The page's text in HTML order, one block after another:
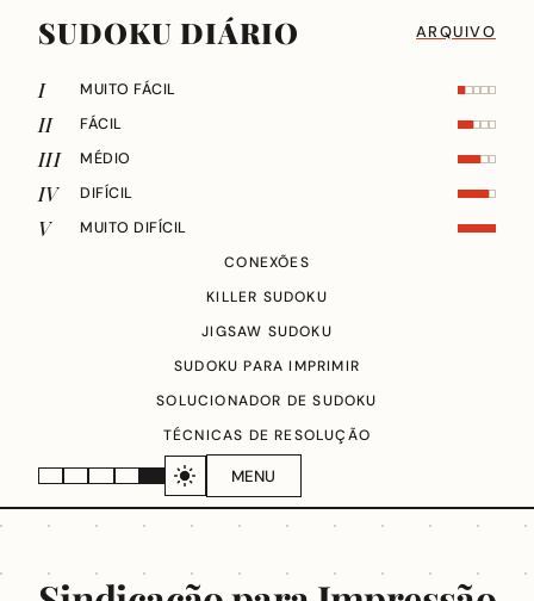
SUDOKU DIÁRIO ARQUIVO
MENU
I MUITO FÁCIL
II FÁCIL
III MÉDIO
IV DIFÍCIL
V
MUITO DIFÍCIL
CONEXÕES
KILLER SUDOKU
JIGSAW SUDOKU
SUDOKU PARA IMPRIMIR
SOLUCIONADOR DE SUDOKU
TÉCNICAS DE RESOLUÇÃO